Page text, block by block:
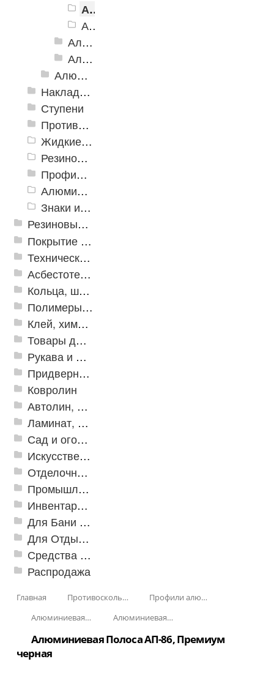
Алюминиевая Полоса АП-86, Премиум черная
Алюминиевая Полоса АП-86, Премиум желтый
Алюминиевая Полоса с тремя резиновыми вставками АП-100
Алюминиевая Полоса с пятью резиновыми вставками АП-162
Алюминиевый угол-порог с резиновой вставкой
Накладки противоскользящие резиновые
Ступени
Противоскользящие ленты
Жидкие противоскользящие средства
Резиновый профиль с алюминиевой вставкой «NoSlip»
Профили закладные
Алюминиевый профиль для ленты
Знаки из полистирола для разметки пола
Резиновые и ПВХ дорожки
Покрытие из резиновой крошки
Техническая резина
Асбестотехнические и теплоизоляционные материалы
Кольца, шайбы, манжеты
Полимеры и пластики
Клей, химия, сопутствующие товары
Товары для дома
Рукава и шланги промышленные
Придверные решетки
Ковролин
Автолин, Транслин, Линолеум
Ламинат, Кварцвиниловая плитка SPC
Сад и огород
Искусственная трава
Отделочные профили
Промышленный текстиль
Инвентарь для клининга
Для Бани и Сауны
Для Отдыха и Пикника
Средства от насекомых и садовых вредителей
Распродажа
Главная Противоскользящая защита для лестниц, профили, ленты
Профили алюминиевые с резиновой вставкой
Алюминиевая полоса с резиновыми вставками
Алюминиевая Полоса с двумя резиновыми вставками АП-86 Премиум
Алюминиевая Полоса АП-86, Премиум
черная